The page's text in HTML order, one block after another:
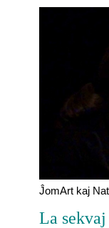
ĴomArt kaj
La